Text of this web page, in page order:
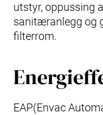
utstyr, oppussing
sanitæranlegg og
filterrom.
EAP(Envac